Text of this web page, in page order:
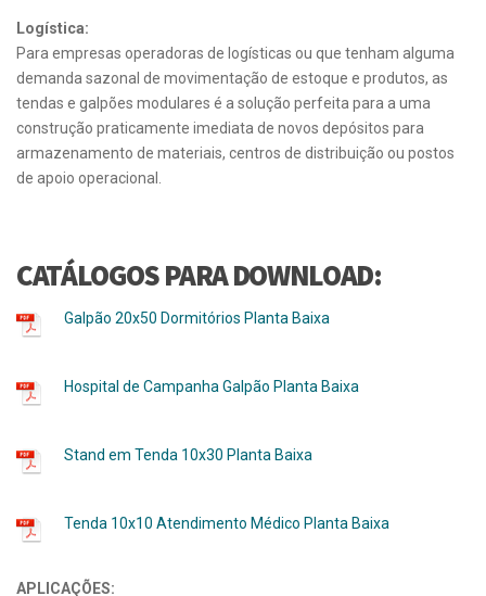
Logística:
Para empresas operadoras de logísticas ou que tenham alguma
demanda sazonal de movimentação de estoque e produtos, as
tendas e galpões modulares é a solução perfeita para a uma
construção praticamente imediata de novos depósitos para
armazenamento de materiais, centros de distribuição ou postos
de apoio operacional.
CATÁLOGOS PARA DOWNLOAD:
Galpão 20x50 Dormitórios Planta Baixa
Hospital de Campanha Galpão Planta Baixa
Stand em Tenda 10x30 Planta Baixa
Tenda 10x10 Atendimento Médico Planta Baixa
APLICAÇÕES: